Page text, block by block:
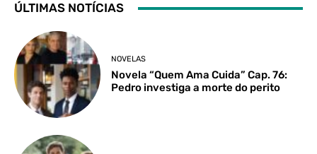
ÚLTIMAS NOTÍCIAS
NOVELAS
Novela “Quem Ama Cuida” Cap. 76:
Pedro investiga a morte do perito